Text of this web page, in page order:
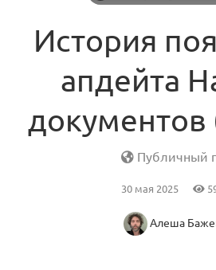
История
апдейта
документов
Публичный
30 мая 2025
Алеша